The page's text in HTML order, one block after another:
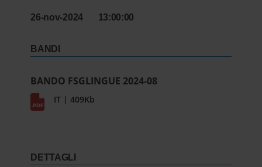
26-nov-2024 13:00:00
BANDI
BANDO FSGLINGUE 2024-08
IT | 409Kb
DETTAGLI